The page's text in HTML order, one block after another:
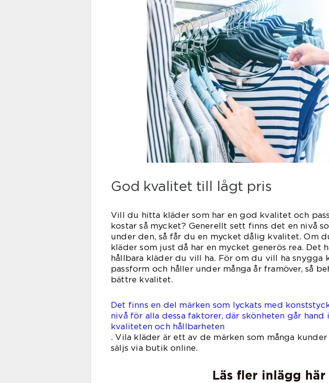
God kvalitet till lågt pris
Vill du hitta kläder som har en god kvalitet och
kostar så mycket? Generellt sett finns det en nivå
under den, så får du en mycket dålig kvalitet. Om
kläder som just då har en mycket generös rea. Det
hållbara kläder du vill ha. För om du vill ha snygga
passform och håller under många år framöver, så
bättre kvalitet.
Det finns en del märken som lyckats med
nivå för alla dessa faktorer, där skönheten går hand
kvaliteten och hållbarheten
. Vila kläder är ett av de märken som många
säljs via butik
Läs fler inlägg här